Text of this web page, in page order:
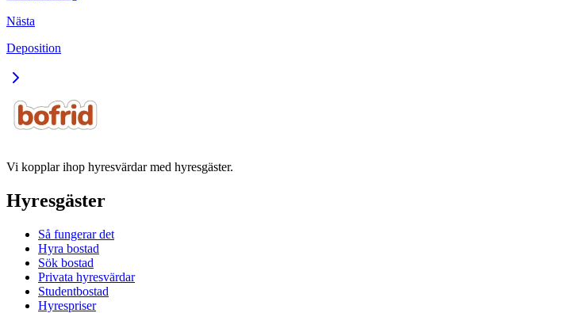
Nästa
Deposition
Vi kopplar ihop hyresvärdar med hyresgäster.
Hyresgäster
Så fungerar det
Hyra bostad
Sök bostad
Privata hyresvärdar
Studentbostad
Hyrespriser